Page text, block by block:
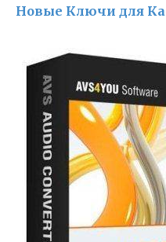
Новые Ключи для